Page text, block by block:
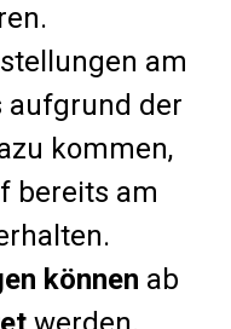
am
aufgrund der
kommen,
bereits am
können ab